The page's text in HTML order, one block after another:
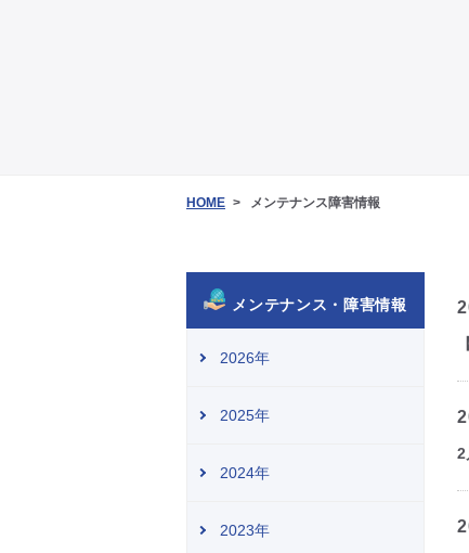
HOME メンテナンス障害情報
2
メンテナンス・障害情報
2026年
2025年
2024年
2023年